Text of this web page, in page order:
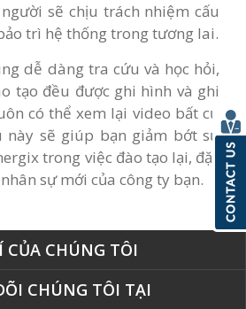
sẽ chịu trách nhiệm cấu
trì hệ thống trong tương lai.
dễ dàng tra cứu và học hỏi,
tạo đều được ghi hình và ghi
có thể xem lại video bất cứ
này sẽ giúp bạn giảm bớt sự
trong việc đào tạo lại, đặc
sự mới của công ty bạn.
CỦA CHÚNG TÔI
CHÚNG TÔI TẠI